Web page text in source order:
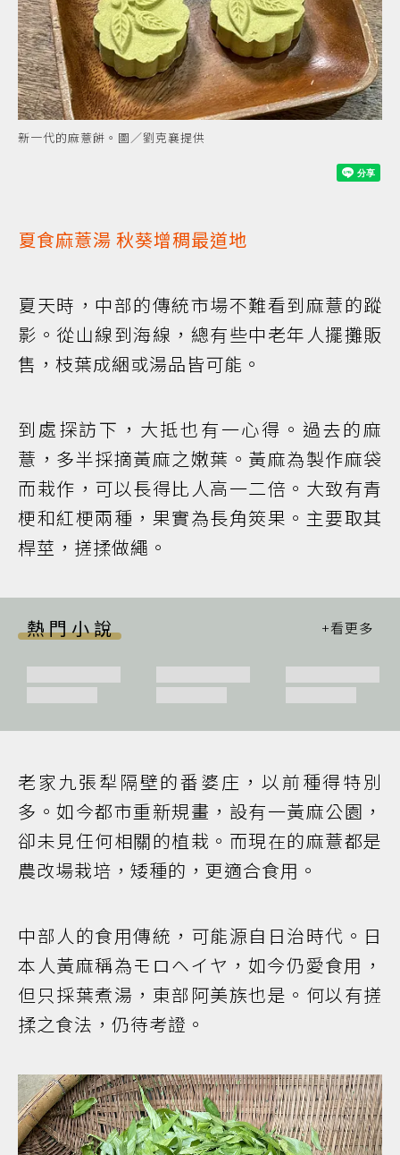
新一代的麻薏餅。圖／劉克襄提供
夏食麻薏湯 秋葵增稠最道地
夏天時，中部的傳統市場不難看到麻薏的蹤
影。從山線到海線，總有些中老年人擺攤販
售，枝葉成綑或湯品皆可能。
到處探訪下，大抵也有一心得。過去的麻
薏，多半採摘黃麻之嫩葉。黃麻為製作麻袋
而栽作，可以長得比人高一二倍。大致有青
梗和紅梗兩種，果實為長角筴果。主要取其
桿莖，搓揉做繩。
熱門小說
老家九張犁隔壁的番婆庄，以前種得特別
多。如今都市重新規畫，設有一黃麻公園，
卻未見任何相關的植栽。而現在的麻薏都是
農改場栽培，矮種的，更適合食用。
中部人的食用傳統，可能源自日治時代。日
本人黃麻稱為モロヘイヤ，如今仍愛食用，
但只採葉煮湯，東部阿美族也是。何以有搓
揉之食法，仍待考證。